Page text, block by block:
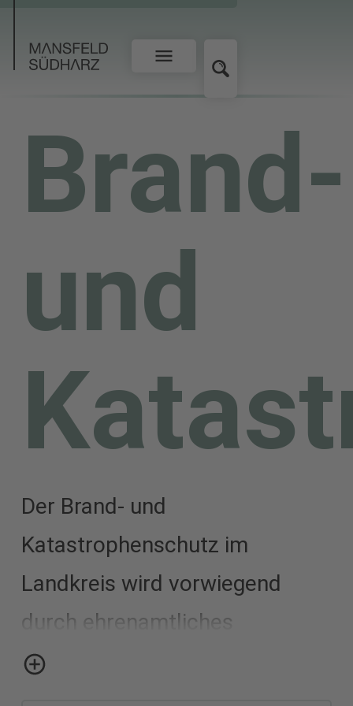
Brand-
und
Der Brand- und
Katastrophenschutz im
Landkreis wird vorwiegend
durch ehrenamtliches
Engagement in den Freiwilligen